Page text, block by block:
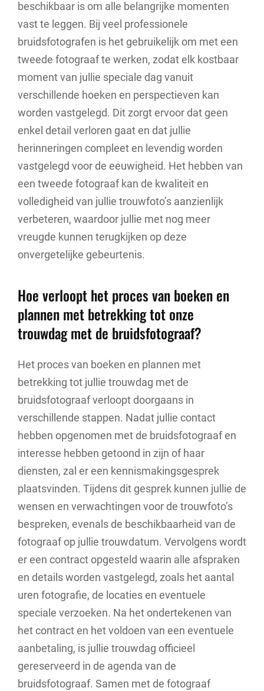
beschikbaar is om alle belangrijke momenten
vast te leggen. Bij veel professionele
bruidsfotografen is het gebruikelijk om met een
tweede fotograaf te werken, zodat elk kostbaar
moment van jullie speciale dag vanuit
verschillende hoeken en perspectieven kan
worden vastgelegd. Dit zorgt ervoor dat geen
enkel detail verloren gaat en dat jullie
herinneringen compleet en levendig worden
vastgelegd voor de eeuwigheid. Het hebben van
een tweede fotograaf kan de kwaliteit en
volledigheid van jullie trouwfoto’s aanzienlijk
verbeteren, waardoor jullie met nog meer
vreugde kunnen terugkijken op deze
onvergetelijke gebeurtenis.
Hoe verloopt het proces van boeken en
plannen met betrekking tot onze
trouwdag met de bruidsfotograaf?
Het proces van boeken en plannen met
betrekking tot jullie trouwdag met de
bruidsfotograaf verloopt doorgaans in
verschillende stappen. Nadat jullie contact
hebben opgenomen met de bruidsfotograaf en
interesse hebben getoond in zijn of haar
diensten, zal er een kennismakingsgesprek
plaatsvinden. Tijdens dit gesprek kunnen jullie de
wensen en verwachtingen voor de trouwfoto’s
bespreken, evenals de beschikbaarheid van de
fotograaf op jullie trouwdatum. Vervolgens wordt
er een contract opgesteld waarin alle afspraken
en details worden vastgelegd, zoals het aantal
uren fotografie, de locaties en eventuele
speciale verzoeken. Na het ondertekenen van
het contract en het voldoen van een eventuele
aanbetaling, is jullie trouwdag officieel
gereserveerd in de agenda van de
bruidsfotograaf. Samen met de fotograaf